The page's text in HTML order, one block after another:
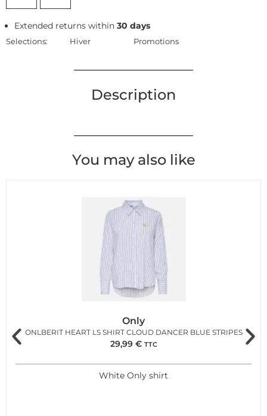
Extended returns within30 days
Selections: Hiver Promotions
Description
You may also like
Only
ONLBERIT HEART LS SHIRT CLOUD DANCER BLUE STRIPES
29,99 € TTC
White Only shirt